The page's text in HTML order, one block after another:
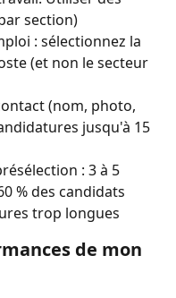
section)
: sélectionnez la
(et non le secteur
(nom, photo,
jusqu'à 15
: 3 à 5
% des candidats
trop longues
de mon